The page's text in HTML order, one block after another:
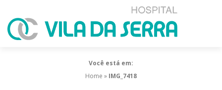
Você está em:
Home » IMG_7418